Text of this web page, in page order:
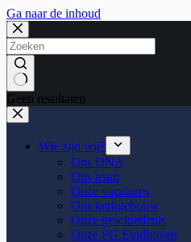
Ga naar de inhoud
Geen resultaten
Wie zijn wij?
Ons DNA
Ons team
Onze vacatures
Ons kerkgebouw
Onze geschiedenis
Onze PG Eindhoven